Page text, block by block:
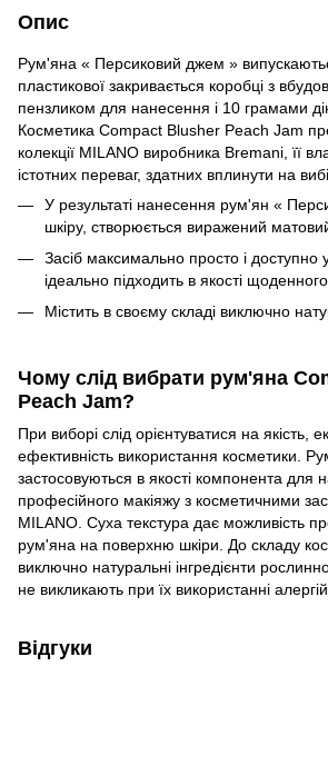
Опис
Рум'яна « Персиковий джем »
пластикової закривається коробці з
пензликом для нанесення і 10 грамами
Косметика Compact Blusher Peach Jam
колекції MILANO виробника Bremani, її
істотних переваг, здатних вплинути на
У результаті нанесення рум'ян «
шкіру, створюється виражений
Засіб максимально просто і доступно
ідеально підходить в якості
Містить в своєму складі виключно
Чому слід вибрати рум'яна
Peach Jam?
При виборі слід орієнтуватися на якість,
ефективність використання косметики.
застосовуються в якості компонента для
професійного макіяжу з косметичними
MILANO. Суха текстура дає можливість
рум'яна на поверхню шкіри. До складу
виключно натуральні інгредієнти
не викликають при їх використанні
Відгуки